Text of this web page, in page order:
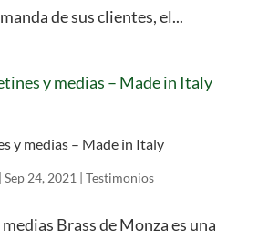
de sus clientes, el...
y medias – Made in Italy
Sep 24, 2021 | Testimonios
Brass de Monza es una